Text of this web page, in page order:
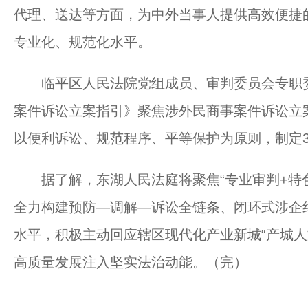
代理、送达等方面，为中外当事人提供高效便
专业化、规范化水平。
临平区人民法院党组成员、审判委员会专职
案件诉讼立案指引》聚焦涉外民商事案件诉讼
以便利诉讼、规范程序、平等保护为原则，制定
据了解，东湖人民法庭将聚焦“专业审判+特
全力构建预防—调解—诉讼全链条、闭环式涉企
水平，积极主动回应辖区现代化产业新城“产城
高质量发展注入坚实法治动能。（完）